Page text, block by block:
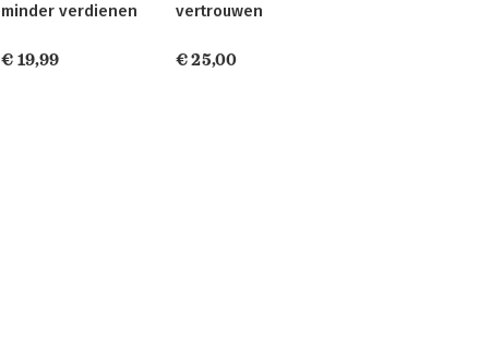
minder verdienen
€ 19,99
vertrouwen
€ 25,00